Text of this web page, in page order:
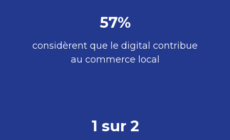
57%
considèrent que le digital contribue
au commerce local
1 sur 2